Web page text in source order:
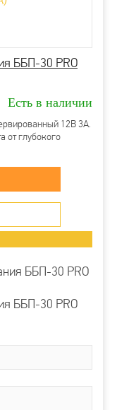
ББП-30 PRO
Есть в наличии
12В 3А.
от глубокого
ББП-30 PRO